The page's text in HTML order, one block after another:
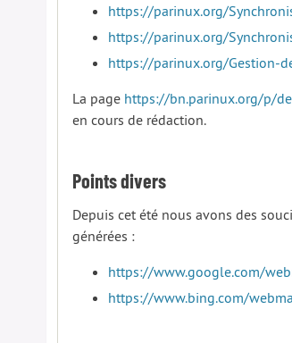
https://parinux.org/
https://parinux.org/
https://parinux.org/Gestion-
La page https://bn.parinux.org/p/
en cours de rédaction.
Points divers
Depuis cet été nous avons des
générées :
https://www.google.com/
https://www.bing.com/